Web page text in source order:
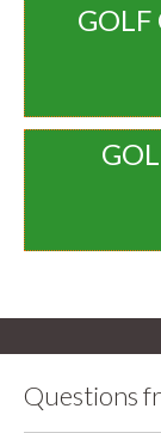
GOLF
Questions